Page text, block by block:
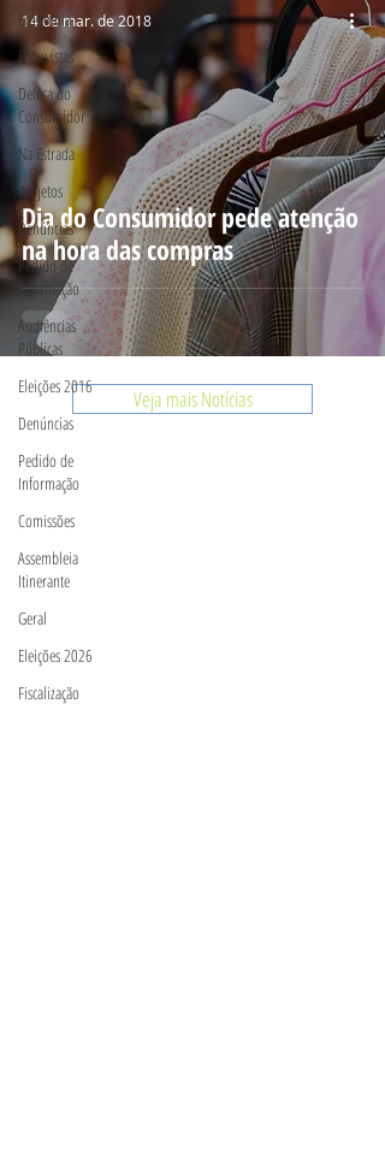
Economia
Entrevistas
Defesa do
Consumidor
Na Estrada
Projetos
Denúncias
Pedido de
Informação
Audiências
Públicas
Eleições 2016
Denúncias
Pedido de
Informação
Comissões
Assembleia
Itinerante
Geral
Eleições 2026
Fiscalização
Dia do Consumidor pede atenção
na hora das compras
14 de mar. de 2018
Veja mais Notícias